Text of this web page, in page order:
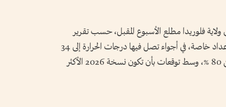
فلوريدا مطلع الأسبوع المقبل، حسب تقرير
نشرته صحيفة «ذا صن»، وذلك لخوض مرحلة إعداد خاصة، في أجواء تصل فيها درجات الحرارة إلى 34
درجة مئوية، مع نسب رطوبة مرتفعة، تقترب من 80 %، وسط توقعات بأن تكون نسخة 2026 الأكثر